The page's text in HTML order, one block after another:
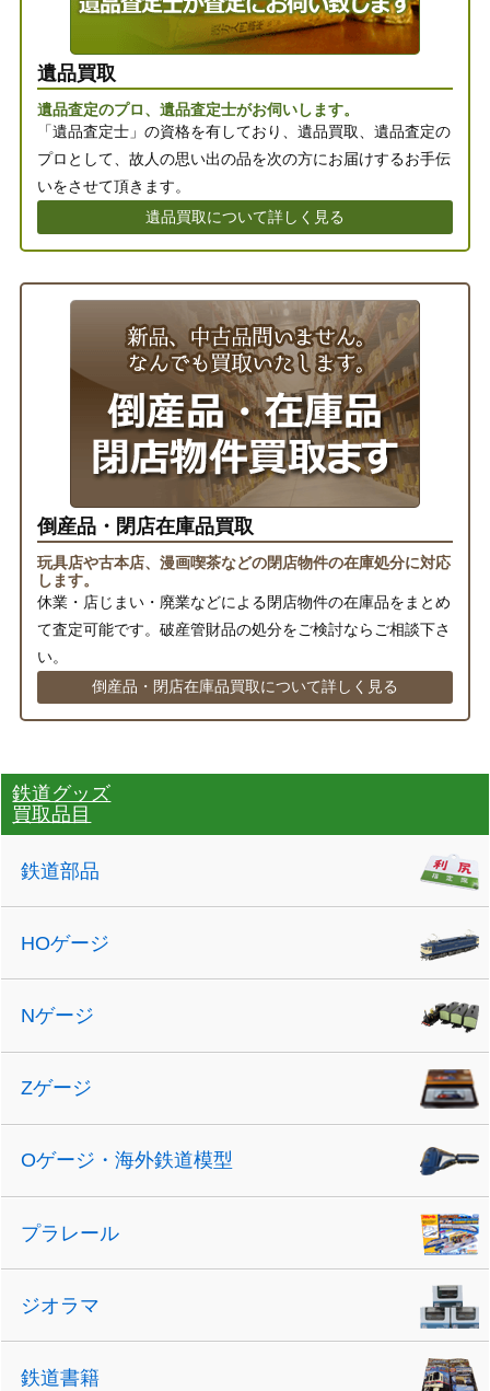
遺品買取
遺品査定のプロ、遺品査定士がお伺いします。
「遺品査定士」の資格を有しており、遺品買取、遺品査定の
プロとして、故人の思い出の品を次の方にお届けするお手伝
いをさせて頂きます。
遺品買取について詳しく見る
倒産品・閉店在庫品買取
玩具店や古本店、漫画喫茶などの閉店物件の在庫処分に対応
します。
休業・店じまい・廃業などによる閉店物件の在庫品をまとめ
て査定可能です。破産管財品の処分をご検討ならご相談下さ
い。
倒産品・閉店在庫品買取について詳しく見る
鉄道グッズ
買取品目
鉄道部品
HOゲージ
Nゲージ
Zゲージ
Oゲージ・海外鉄道模型
プラレール
ジオラマ
鉄道書籍